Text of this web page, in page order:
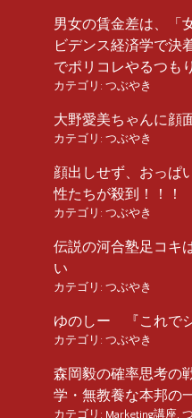
男女の賃金差は、「
ビデンス経済学で決
でポリコレやるつも
カテゴリ: つぶやき
大野愛美ちゃんに顔
カテゴリ: つぶやき
顔出しせず、おっぱ
性たちが殺到！！！
カテゴリ: つぶやき
伝説の河合塾足コキ
い
カテゴリ: つぶやき
ゆのしー 『これで
カテゴリ: つぶやき
森岡毅の確率思考の
学・無教養な本邦の
カテゴリ: Marketing講座,